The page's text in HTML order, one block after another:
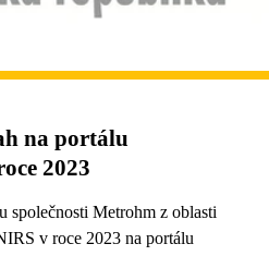
na portálu
2023
společnosti Metrohm z oblasti
v roce 2023 na portálu